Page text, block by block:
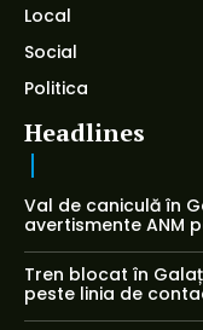
Local
Social
Politica
Headlines
Val de caniculă în
avertismente ANM
Tren blocat în Galați
peste linia de